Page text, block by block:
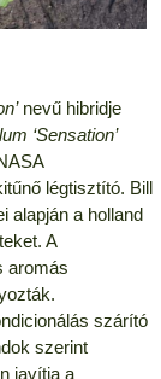
nevű hibridje
‘Sensation’
légtisztító. Bill
alapján a holland
A
aromás
szárító
szerint
javítja a